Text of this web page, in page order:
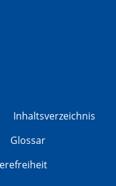
Inhaltsverzeichnis
Glossar